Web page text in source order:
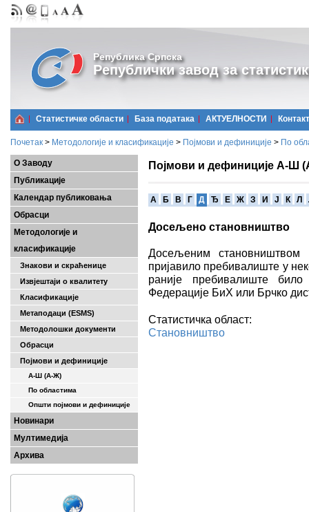
Република Српска
Републички завод за
Статистичке области Базa података АКТУЕЛНОСТИ Контакт
Почетак > Методологије и класификације > Појмови и дефиниције > По
О Заводу
Публикације
Календар публиковања
Обрасци
Методологије и
класификације
Знакови и скраћенице
Извјештаји о квалитету
Класификације
Метаподаци (ESMS)
Методолошки документи
Обрасци
Појмови и дефиниције
А-Ш (A-Ж)
По областима
Општи појмови и дефиниције
Новинари
Мултимедија
Архива
Појмови и дефиниције А-Ш
A Б В Г Д Ђ Е Ж З И Ј К Л
Досељено становништво
Досељеним становништвом
пријавило пребивалиште у
раније пребивалиште
Федерације БиХ или Брчко
Статистичка област:
Становништво